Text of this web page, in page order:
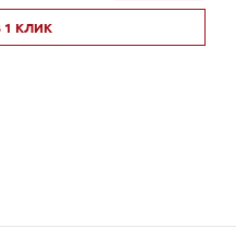
1 КЛИК